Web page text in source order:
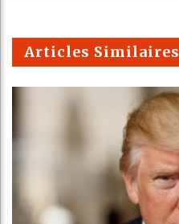
m
Articles Similaires